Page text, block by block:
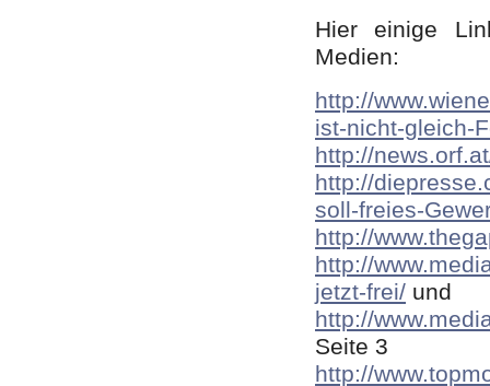
Hier einige
Medien:
http://
ist-nicht-gleich-
http://
http://
soll-freies-
http://
http://
jetzt-frei/ und
http://
Seite 3
http://